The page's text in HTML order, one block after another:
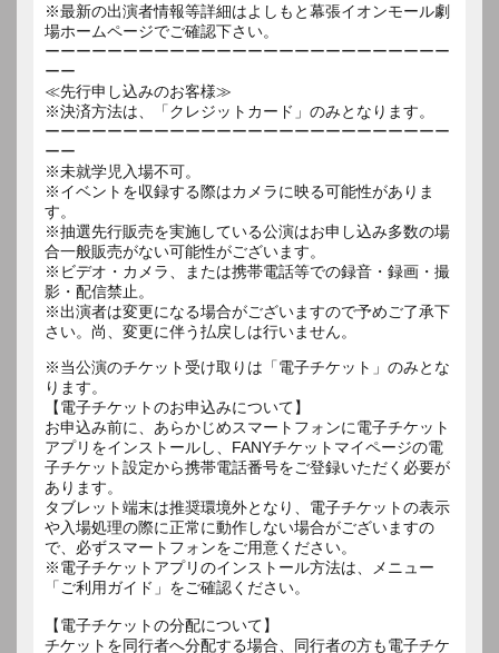
※最新の出演者情報等詳細はよしもと幕張イオンモール劇
場ホームページでご確認下さい。
ーーーーーーーーーーーーーーーーーーーーーーーーーー
ーー
≪先行申し込みのお客様≫
※決済方法は、「クレジットカード」のみとなります。
ーーーーーーーーーーーーーーーーーーーーーーーーーー
ーー
※未就学児入場不可。
※イベントを収録する際はカメラに映る可能性がありま
す。
※抽選先行販売を実施している公演はお申し込み多数の場
合一般販売がない可能性がございます。
※ビデオ・カメラ、または携帯電話等での録音・録画・撮
影・配信禁止。
※出演者は変更になる場合がございますので予めご了承下
さい。尚、変更に伴う払戻しは行いません。
※当公演のチケット受け取りは「電子チケット」のみとな
ります。
【電子チケットのお申込みについて】
お申込み前に、あらかじめスマートフォンに電子チケット
アプリをインストールし、FANYチケットマイページの電
子チケット設定から携帯電話番号をご登録いただく必要が
あります。
タブレット端末は推奨環境外となり、電子チケットの表示
や入場処理の際に正常に動作しない場合がございますの
で、必ずスマートフォンをご用意ください。
※電子チケットアプリのインストール方法は、メニュー
「ご利用ガイド」をご確認ください。
【電子チケットの分配について】
チケットを同行者へ分配する場合、同行者の方も電子チケ